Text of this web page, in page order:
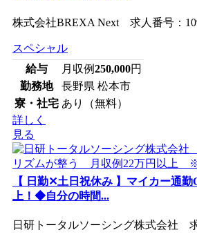
株式会社BREXA Next 求人番号：
スペシャル
給与
月収例250,000円
勤務地
長野県 松本市
寮・社宅 あり（無料）
詳しく
見る
【 日勤✕土日祝休み 】マイカー通
上！◆自分の時間...
日研トータルソーシング株式会社